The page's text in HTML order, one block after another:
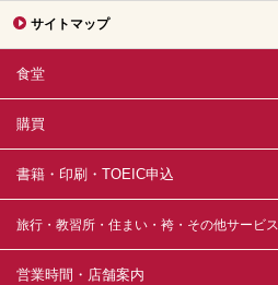
サイトマップ
食堂
購買
書籍・印刷・TOEIC申込
旅行・教習所・住まい・袴・その他サービス
営業時間・店舗案内